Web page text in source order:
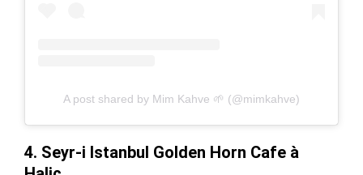
A post shared by Mim Kahve 🌱 (@mimkahve)
4. Seyr-i Istanbul Golden Horn Cafe à